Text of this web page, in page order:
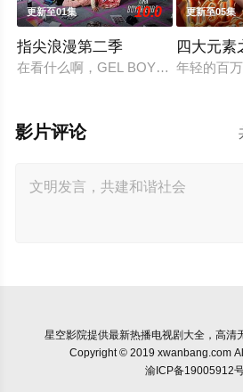
更新至01集 10.0
指尖浪漫第二季
在看什么啊，GEL BOY，是在想念彼
更新至05集
四大元素
年轻的百
影片评论
星空影院提供最新热播电视剧大全，高清
Copyright © 2019 xwanbang.com
渝ICP备19005912